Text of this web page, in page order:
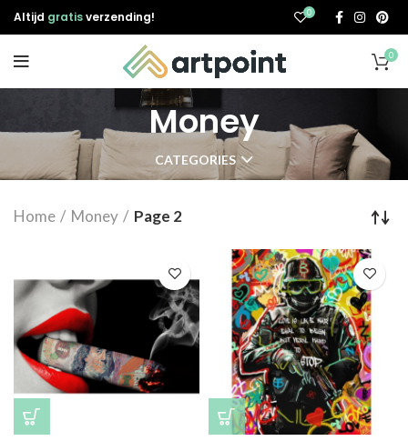
Altijd gratisverzending! 0
0
Money
CATEGORIES
Home Money Page 2